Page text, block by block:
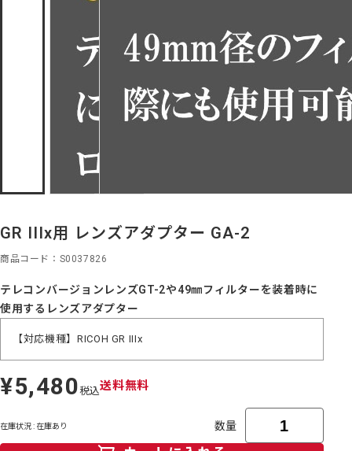
GR IIIx用 レンズアダプター GA-2
商品コード S0037826
テレコンバージョンレンズGT-2や49㎜フィルターを装着時に
使用するレンズアダプター
【対応機種】RICOH GR IIIx
定
価
¥5,480税込送料無料
在庫状況 : 在庫あり 数量